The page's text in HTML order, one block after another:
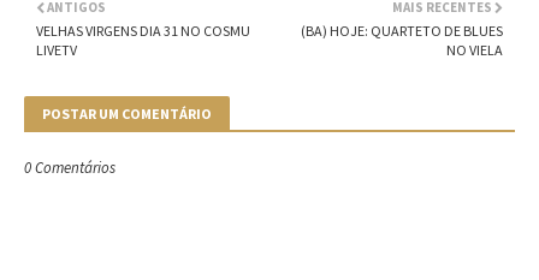
MAIS RECENTES
(BA) HOJE: QUARTETO DE BLUES
NO VIELA
ANTIGOS
VELHAS VIRGENS DIA 31 NO COSMU
LIVETV
POSTAR UM COMENTÁRIO
0 Comentários